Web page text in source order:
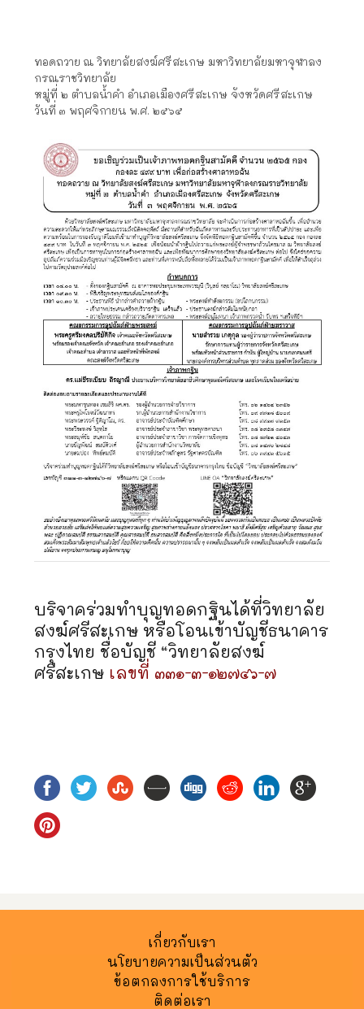
ทอดถวาย ณ วิทยาลัยสงฆ์ศรีสะเกษ มหาวิทยาลัยมหาจุฬาลง
กรณราชวิทยาลัย
หมู่ที่ ๒ ตำบลน้ำคำ อำเภอเมืองศรีสะเกษ จังหวัดศรีสะเกษ
วันที่ ๓ พฤศจิกายน พ.ศ. ๒๕๖๕
บริจาคร่วมทำบุญทอดกฐินได้ที่วิทยาลัย
สงฆ์ศรีสะเกษ หรือโอนเข้าบัญชีธนาคาร
กรุงไทย ชื่อบัญชี “วิทยาลัยสงฆ์
ศรีสะเกษ เลขที่ ๓๓๑-๓-๑๒๗๔๖-๗
เกี่ยวกับเรา
นโยบายความเป็นส่วนตัว
ข้อตกลงการใช้บริการ
ติดต่อเรา